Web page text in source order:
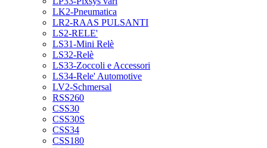
LK2-Pneumatica
LR2-RAAS PULSANTI
LS2-RELE'
LS31-Mini Relè
LS32-Relè
LS33-Zoccoli e Accessori
LS34-Rele' Automotive
LV2-Schmersal
RSS260
CSS30
CSS30S
CSS34
CSS180